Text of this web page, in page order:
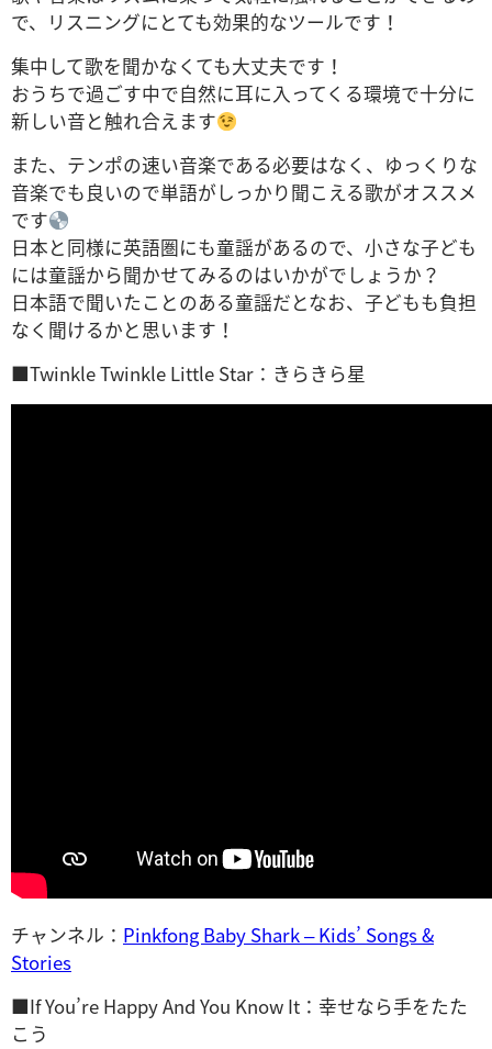
で、リスニングにとても効果的なツールです！
集中して歌を聞かなくても大丈夫です！
おうちで過ごす中で自然に耳に入ってくる環境で十分に
新しい音と触れ合えます
また、テンポの速い音楽である必要はなく、ゆっくりな
音楽でも良いので単語がしっかり聞こえる歌がオススメ
です
日本と同様に英語圏にも童謡があるので、小さな子ども
には童謡から聞かせてみるのはいかがでしょうか？
日本語で聞いたことのある童謡だとなお、子どもも負担
なく聞けるかと思います！
■Twinkle Twinkle Little Star：きらきら星
チャンネル： Pinkfong Baby Shark – Kids’ Songs &
Stories
■If You’re Happy And You Know It：幸せなら手をたた
こう